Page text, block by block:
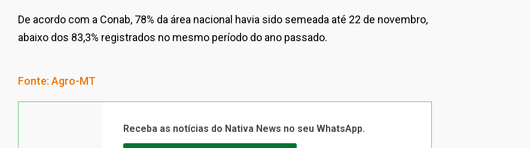
De acordo com a Conab, 78% da área nacional havia sido semeada até 22 de novembro,
abaixo dos 83,3% registrados no mesmo período do ano passado.
Fonte: Agro-MT
Receba as notícias do Nativa News no seu WhatsApp.